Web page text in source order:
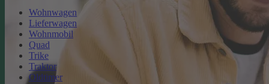
Wohnwagen
Lieferwagen
Wohnmobil
Quad
Trike
Traktor
Oldtimer